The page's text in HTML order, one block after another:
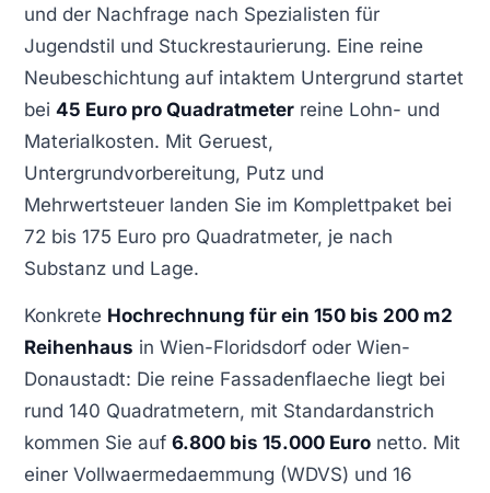
und der Nachfrage nach Spezialisten für
Jugendstil und Stuckrestaurierung. Eine reine
Neubeschichtung auf intaktem Untergrund startet
bei 45 Euro pro Quadratmeter reine Lohn- und
Materialkosten. Mit Geruest,
Untergrundvorbereitung, Putz und
Mehrwertsteuer landen Sie im Komplettpaket bei
72 bis 175 Euro pro Quadratmeter, je nach
Substanz und Lage.
Konkrete Hochrechnung für ein 150 bis 200 m2
Reihenhaus in Wien-Floridsdorf oder Wien-
Donaustadt: Die reine Fassadenflaeche liegt bei
rund 140 Quadratmetern, mit Standardanstrich
kommen Sie auf 6.800 bis 15.000 Euro netto. Mit
einer Vollwaermedaemmung (WDVS) und 16